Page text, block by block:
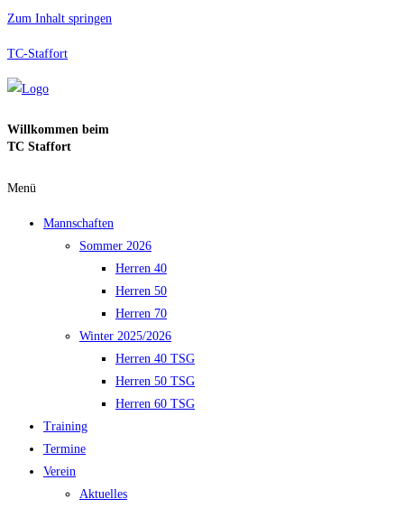
Zum Inhalt springen
TC-Staffort
Willkommen beim
TC Staffort
Menü
Mannschaften
Sommer 2026
Herren 40
Herren 50
Herren 70
Winter 2025/2026
Herren 40 TSG
Herren 50 TSG
Herren 60 TSG
Training
Termine
Verein
Aktuelles